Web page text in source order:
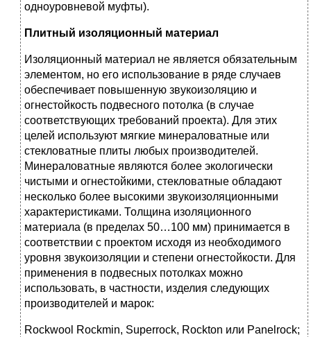
одноуровневой муфты).
Плитный изоляционный материал
Изоляционный материал не является обязательным
элементом, но его использование в ряде случаев
обеспечивает повышенную звукоизоляцию и
огнестойкость подвесного потолка (в случае
соответствующих требований проекта). Для этих
целей используют мягкие минераловатные или
стекловатные плиты любых производителей.
Минераловатные являются более экологически
чистыми и огнестойкими, стекловатные обладают
несколько более высокими звукоизоляционными
характеристиками. Толщина изоляционного
материала (в пределах 50…100 мм) принимается в
соответствии с проектом исходя из необходимого
уровня звукоизоляции и степени огнестойкости. Для
применения в подвесных потолках можно
использовать, в частности, изделия следующих
производителей и марок:
Rockwool Rockmin, Superrock, Rockton или Panelrock;